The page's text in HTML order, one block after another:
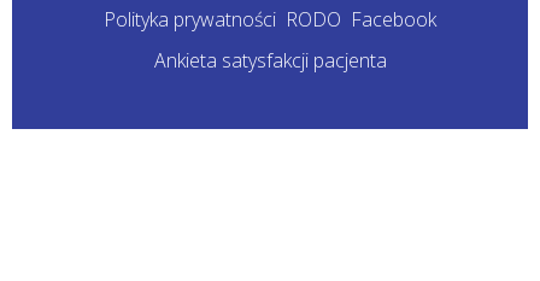
Polityka prywatności RODO Facebook
Ankieta satysfakcji pacjenta